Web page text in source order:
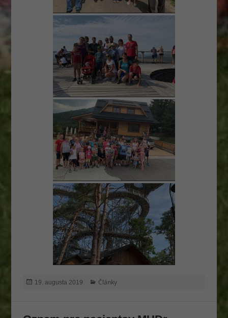
Publikované
19. augusta 2019 Kategórie
Články
počas návštevy
našej stránky
na zobrazenie
prispôsobeného
obsahu a ponúk
reklamy.